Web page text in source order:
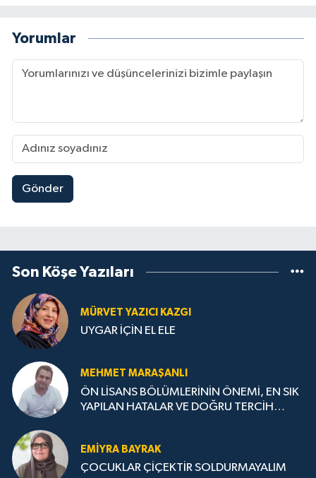
Yorumlar
Gönder
Son Köşe Yazıları
MÜRVET YAZICI KAZGI
UYGAR İÇİN EL ELE
MEHMET MARAŞANLI
ÖN LİSANS BÖLÜMLERİNİN ÖNEMİ, EN SIK
YAPILAN HATALAR VE DOĞRU TERCİH
EMIYRA BAYRAK
ÇOCUKLAR ÇİÇEKTİR SOLDURMAYALIM